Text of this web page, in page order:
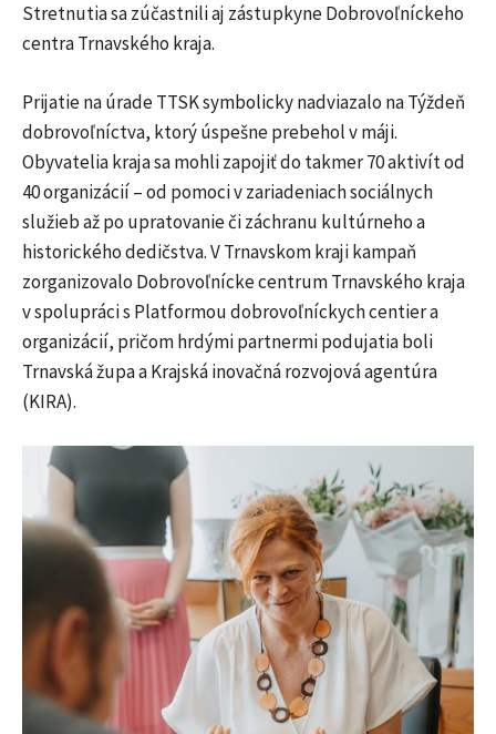
Stretnutia sa zúčastnili aj zástupkyne Dobrovoľníckeho
centra Trnavského kraja.
Prijatie na úrade TTSK symbolicky nadviazalo na Týždeň
dobrovoľníctva, ktorý úspešne prebehol v máji.
Obyvatelia kraja sa mohli zapojiť do takmer 70 aktivít od
40 organizácií – od pomoci v zariadeniach sociálnych
služieb až po upratovanie či záchranu kultúrneho a
historického dedičstva. V Trnavskom kraji kampaň
zorganizovalo Dobrovoľnícke centrum Trnavského kraja
v spolupráci s Platformou dobrovoľníckych centier a
organizácií, pričom hrdými partnermi podujatia boli
Trnavská župa a Krajská inovačná rozvojová agentúra
(KIRA).